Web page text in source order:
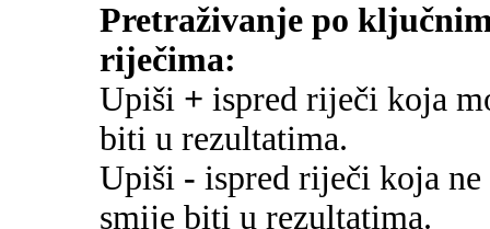
Pretraživanje po
riječima:
Upiši + ispred riječi koja
biti u rezultatima.
Upiši - ispred riječi koja ne
smije biti u rezultatima.